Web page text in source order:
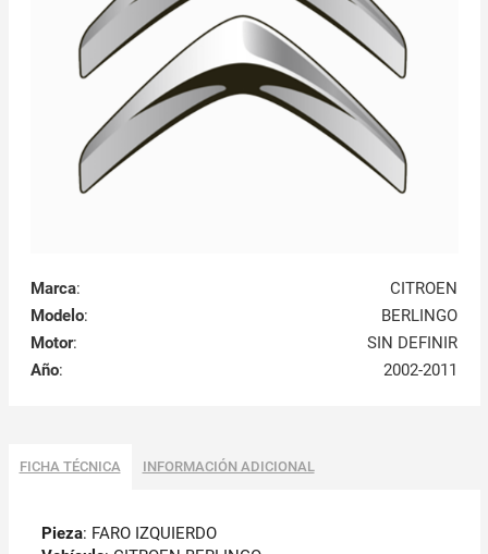
Marca:
CITROEN
Modelo:
BERLINGO
Motor:
SIN DEFINIR
Año: 2002-2011
FICHA TÉCNICA INFORMACIÓN ADICIONAL
Pieza: FARO IZQUIERDO